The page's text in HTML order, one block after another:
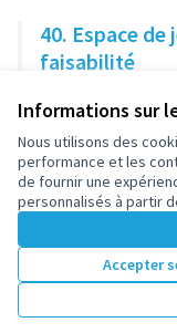
Informations sur
Nous utilisons des
performance et les
de fournir une
personnalisés à partir
Accepter
40. Espace
faisabilité
1